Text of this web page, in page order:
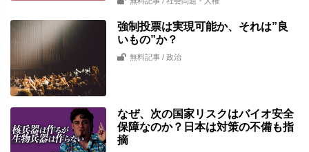
強制投票は実現可能か、それは”良
いもの”か？
無料記事 / 政治
なぜ、次の国家リスクはバイオ安全
保障なのか？日本は対策の不備も指
摘